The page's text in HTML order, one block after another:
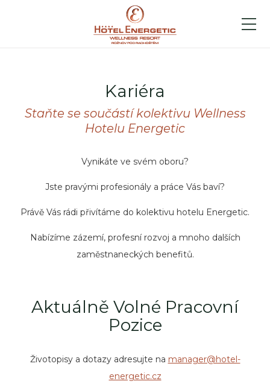
Kariéra
Staňte se součástí kolektivu Wellness
Hotelu Energetic
Vynikáte ve svém oboru?
Jste pravými profesionály a práce Vás baví?
Právě Vás rádi přivítáme do kolektivu hotelu Energetic.
Nabízíme zázemí, profesní rozvoj a mnoho dalších
zaměstnaneckých benefitů.
Aktuálně Volné Pracovní
Pozice
Životopisy a dotazy adresujte na manager@hotel-
energetic.cz